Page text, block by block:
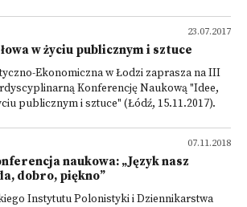
23.07.2017
w życiu publicznym i sztuce
Ekonomiczna w Łodzi zaprasza na III
Konferencję Naukową "Idee,
publicznym i sztuce" (Łódź, 15.11.2017).
07.11.2018
naukowa: „Język nasz
dobro, piękno”
Instytutu Polonistyki i Dziennikarstwa